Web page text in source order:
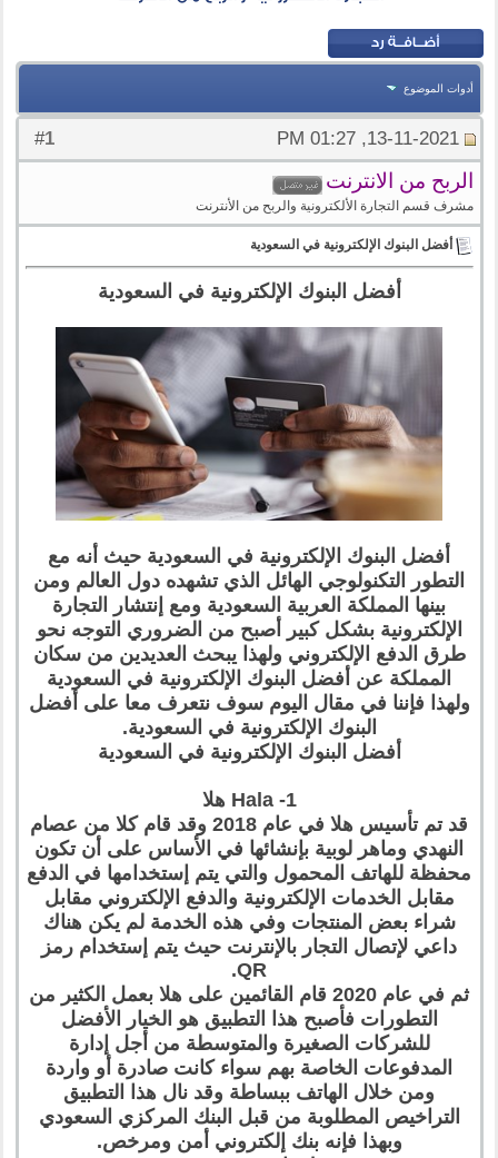
أدوات الموضوع
#
1 13-11-2021, 01:27 PM
الربح من الانترنت
مشرف قسم التجارة الألكترونية والربح من الأنترنت
أفضل البنوك الإلكترونية في السعودية
أفضل البنوك الإلكترونية في السعودية
أفضل البنوك الإلكترونية في السعودية حيث أنه مع
التطور التكنولوجي الهائل الذي تشهده دول العالم ومن
بينها المملكة العربية السعودية ومع إنتشار التجارة
الإلكترونية بشكل كبير أصبح من الضروري التوجه نحو
طرق الدفع الإلكتروني ولهذا يبحث العديدين من سكان
المملكة عن أفضل البنوك الإلكترونية في السعودية
ولهذا فإننا في مقال اليوم سوف نتعرف معا على أفضل
البنوك الإلكترونية في السعودية.
أفضل البنوك الإلكترونية في السعودية
1- Hala هلا
قد تم تأسيس هلا في عام 2018 وقد قام كلا من عصام
النهدي وماهر لوبية بإنشائها في الأساس على أن تكون
محفظة للهاتف المحمول والتي يتم إستخدامها في الدفع
مقابل الخدمات الإلكترونية والدفع الإلكتروني مقابل
شراء بعض المنتجات وفي هذه الخدمة لم يكن هناك
داعي لإتصال التجار بالإنترنت حيث يتم إستخدام رمز
QR.
ثم في عام 2020 قام القائمين على هلا بعمل الكثير من
التطورات فأصبح هذا التطبيق هو الخيار الأفضل
للشركات الصغيرة والمتوسطة من أجل إدارة
المدفوعات الخاصة بهم سواء كانت صادرة أو واردة
ومن خلال الهاتف ببساطة وقد نال هذا التطبيق
التراخيص المطلوبة من قبل البنك المركزي السعودي
وبهذا فإنه بنك إلكتروني أمن ومرخص.